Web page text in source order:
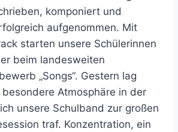
komponiert und
aufgenommen. Mit
starten unsere Schülerinnen
beim landesweiten
„Songs“. Gestern lag
besondere Atmosphäre in der
unsere Schulband zur großen
traf. Konzentration, ein